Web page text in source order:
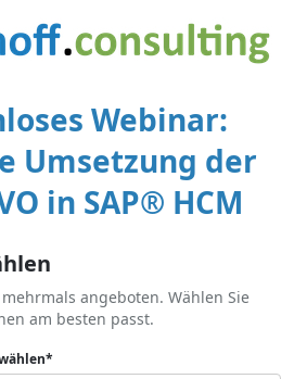
Webinar:
Umsetzung der
in SAP® HCM
angeboten. Wählen Sie
am besten passt.